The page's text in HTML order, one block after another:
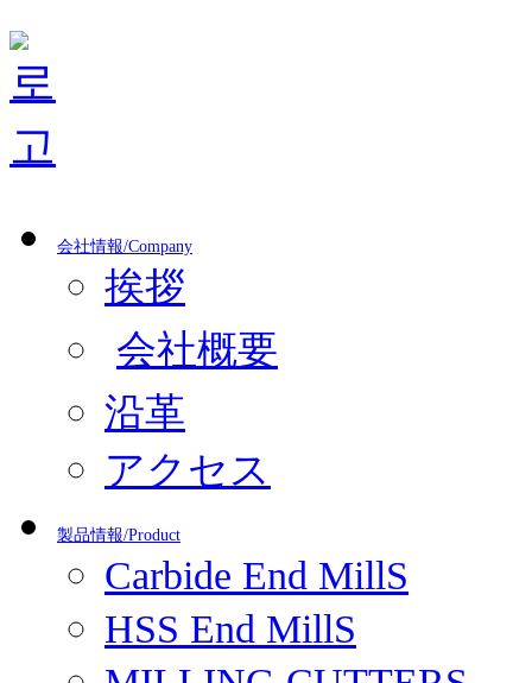
会社情報/Company
挨拶
会社概要
沿革
アクセス
製品情報/Product
Carbide End MillS
HSS End MillS